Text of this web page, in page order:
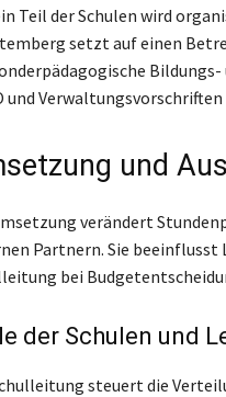
Teil der Schulen wird
setzt auf einen
und
und
verändert
Partnern. Sie
bei
der Schulen und
steuert die